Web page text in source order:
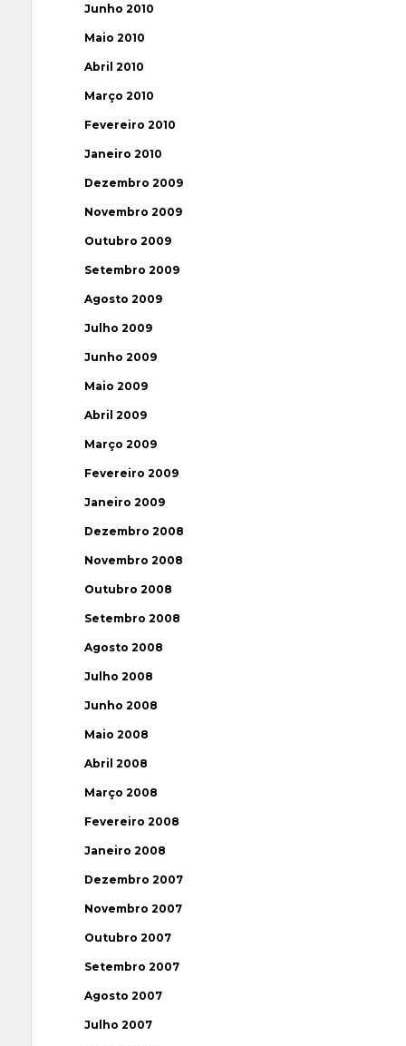
Junho 2010
Maio 2010
Abril 2010
Março 2010
Fevereiro 2010
Janeiro 2010
Dezembro 2009
Novembro 2009
Outubro 2009
Setembro 2009
Agosto 2009
Julho 2009
Junho 2009
Maio 2009
Abril 2009
Março 2009
Fevereiro 2009
Janeiro 2009
Dezembro 2008
Novembro 2008
Outubro 2008
Setembro 2008
Agosto 2008
Julho 2008
Junho 2008
Maio 2008
Abril 2008
Março 2008
Fevereiro 2008
Janeiro 2008
Dezembro 2007
Novembro 2007
Outubro 2007
Setembro 2007
Agosto 2007
Julho 2007